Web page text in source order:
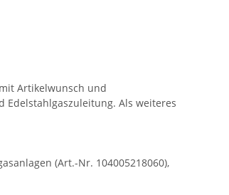
Artikelwunsch und
Als weiteres
(Art.-Nr. 104005218060),